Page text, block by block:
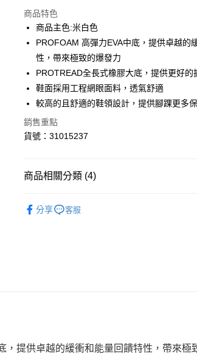
Apple Pay
街口支付
悠遊付
Google Pay
宅配(離島恕不配送)
宅配貨到付款(離島恕不配送)
商品特色
商品主色:米白色
PROFOAM 高彈力EVA中底，提供卓越的
性，帶來極致的爆發力
PROTREAD全長式橡膠大底，提供更好的
鞋面採用工程網眼面料，透氣舒適
較高的且舒適的鞋領設計，提供腳踝更多
銷售重點
貨號：31015237
商品相關分類 (4)
分享 客服
，提供卓越的緩衝和能量回饋特性，帶來極